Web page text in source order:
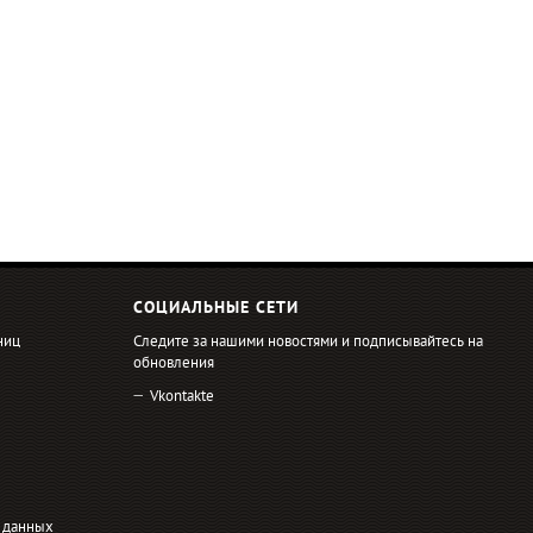
данных
СОЦИАЛЬНЫЕ СЕТИ
Следите за нашими новостями и подписывайтесь на
обновления
Vkontakte